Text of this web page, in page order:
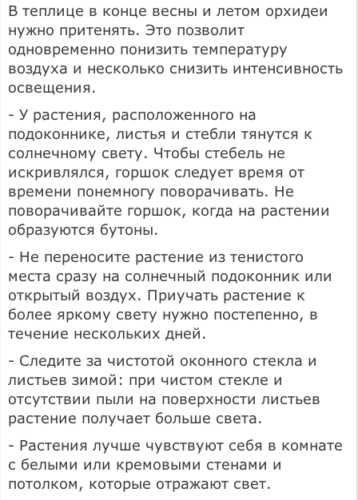
В теплице в конце весны и летом орхидеи
нужно притенять. Это позволит
одновременно понизить температуру
воздуха и несколько снизить интенсивность
освещения.
- У растения, расположенного на
подоконнике, листья и стебли тянутся к
солнечному свету. Чтобы стебель не
искривлялся, горшок следует время от
времени понемногу поворачивать. Не
поворачивайте горшок, когда на растении
образуются бутоны.
- Не переносите растение из тенистого
места сразу на солнечный подоконник или
открытый воздух. Приучать растение к
более яркому свету нужно постепенно, в
течение нескольких дней.
- Следите за чистотой оконного стекла и
листьев зимой: при чистом стекле и
отсутствии пыли на поверхности листьев
растение получает больше света.
- Растения лучше чувствуют себя в комнате
с белыми или кремовыми стенами и
потолком, которые отражают свет.